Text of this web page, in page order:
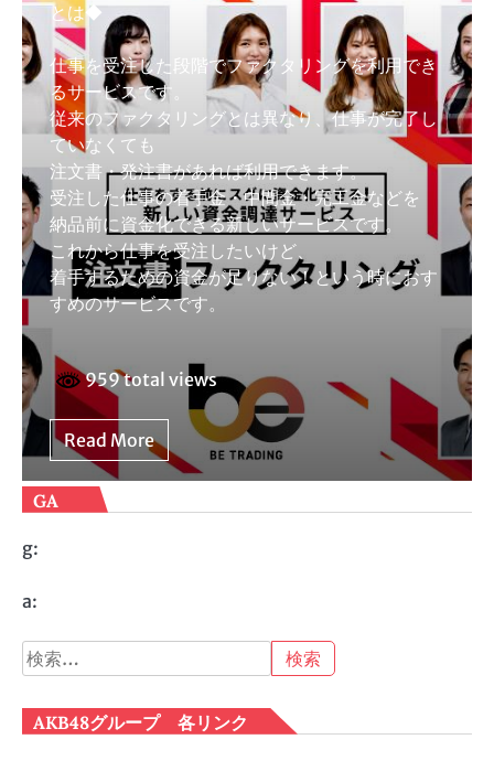
とは◆
仕事を受注した段階でファクタリングを利用でき
るサービスです。
従来のファクタリングとは異なり、仕事が完了し
ていなくても
注文書・発注書があれば利用できます。
受注した仕事の着手金・中間金・完工金などを
納品前に資金化できる新しいサービスです。
これから仕事を受注したいけど、
着手するための資金が足りない！という時におす
すめのサービスです。
959 total views
Read More
GA
g:
a:
検
索:
AKB48グループ 各リンク